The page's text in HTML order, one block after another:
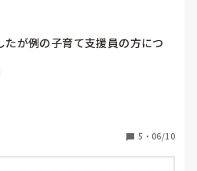
が例の子育て支援員の方につ
ましたが未満児クラスで職員も
たあんなことしてた』みたいな
口を言ってるのは知ってまし
へー』くらいであまりのりませ
まり雑談、世間話が得意ではな
話さなくてもてもなんとかなって
5 ・ 06/10